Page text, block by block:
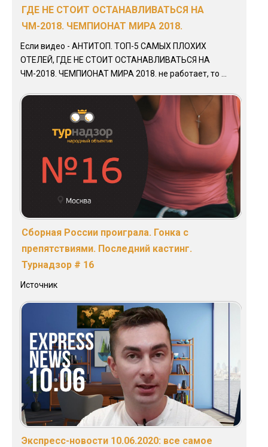
ГДЕ НЕ СТОИТ ОСТАНАВЛИВАТЬСЯ НА
ЧМ-2018. ЧЕМПИОНАТ МИРА 2018.
Если видео - АНТИТОП. ТОП-5 САМЫХ ПЛОХИХ
ОТЕЛЕЙ, ГДЕ НЕ СТОИТ ОСТАНАВЛИВАТЬСЯ НА
ЧМ-2018. ЧЕМПИОНАТ МИРА 2018. не работает, то ...
Сборная России проиграла. Гонка с
препятствиями. Последний кастинг.
Турнадзор # 16
Источник
Экспресс-новости 10.06.2020: все самое